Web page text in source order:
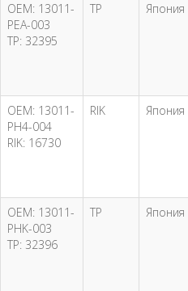
OEM: 13011-
PEA-003
TP: 32395
TP Япония
OEM: 13011-
PH4-004
RIK: 16730
RIK Япония
OEM: 13011-
PHK-003
TP: 32396
TP Япония